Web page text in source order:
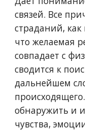
связей. Все
страданий, как
что желаемая
совпадает с
сводится к
дальнейшем
обнаружить и
чувства,